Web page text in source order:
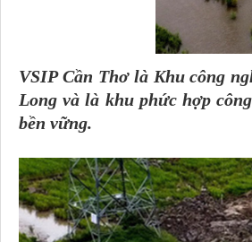
VSIP Cần Thơ là Khu công
Long và là khu phức hợp
bền vững.